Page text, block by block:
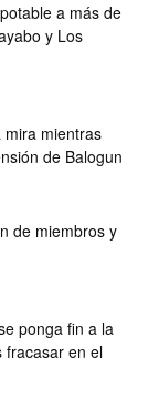
a más de
y Los
mira mientras
de Balogun
de miembros y
ponga fin a la
fracasar en el